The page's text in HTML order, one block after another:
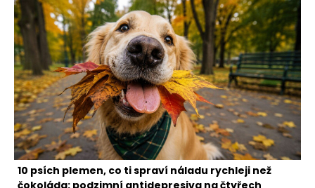
10 psích plemen, co ti spraví náladu rychleji než
čokoláda: podzimní antidepresiva na čtyřech